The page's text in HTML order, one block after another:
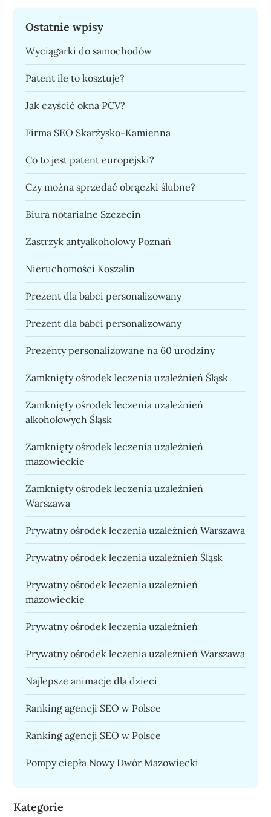
Ostatnie wpisy
Wyciągarki do samochodów
Patent ile to kosztuje?
Jak czyścić okna PCV?
Firma SEO Skarżysko-Kamienna
Co to jest patent europejski?
Czy można sprzedać obrączki ślubne?
Biura notarialne Szczecin
Zastrzyk antyalkoholowy Poznań
Nieruchomości Koszalin
Prezent dla babci personalizowany
Prezent dla babci personalizowany
Prezenty personalizowane na 60 urodziny
Zamknięty ośrodek leczenia uzależnień Śląsk
Zamknięty ośrodek leczenia uzależnień
alkoholowych Śląsk
Zamknięty ośrodek leczenia uzależnień
mazowieckie
Zamknięty ośrodek leczenia uzależnień
Warszawa
Prywatny ośrodek leczenia uzależnień Warszawa
Prywatny ośrodek leczenia uzależnień Śląsk
Prywatny ośrodek leczenia uzależnień
mazowieckie
Prywatny ośrodek leczenia uzależnień
Prywatny ośrodek leczenia uzależnień Warszawa
Najlepsze animacje dla dzieci
Ranking agencji SEO w Polsce
Ranking agencji SEO w Polsce
Pompy ciepła Nowy Dwór Mazowiecki
Kategorie